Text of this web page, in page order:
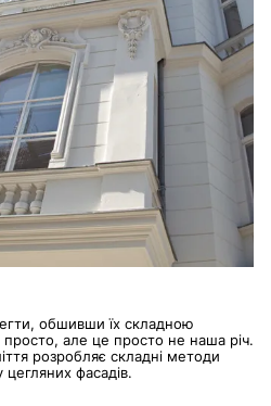
обшивши їх складною
але це просто не наша річ.
розробляє складні методи
фасадів.